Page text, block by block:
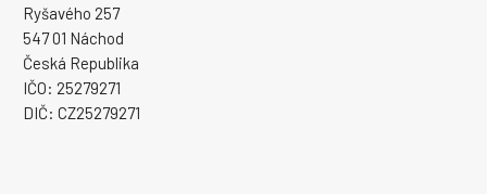
Ryšavého 257
547 01 Náchod
Česká Republika
IČO: 25279271
DIČ: CZ25279271